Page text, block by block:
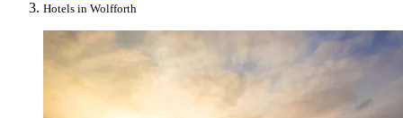
Hotels in Wolfforth